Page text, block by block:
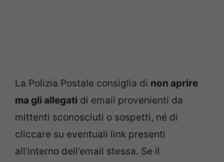
La Polizia Postale consiglia di non aprire
ma gli allegati di email provenienti da
mittenti sconosciuti o sospetti, né di
cliccare su eventuali link presenti
all’interno dell’email stessa. Se il